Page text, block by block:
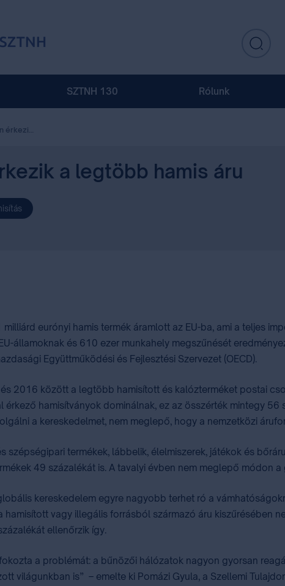
SZTNH 130 Rólunk
hamis áru
a legtöbb hamis áru
eurónyi hamis termék áramlott az EU-ba, ami a teljes
államoknak és 610 ezer munkahely megszűnését
Együttműködési és Fejlesztési Szervezet (OECD).
2016 között a legtöbb hamisított és kalózterméket postai
érkező hamisítványok dominálnak, ez az összérték mintegy
a kereskedelmet, nem meglepő, hogy a nemzetközi
szépségipari termékek, lábbelik, élelmiszerek, játékok és
49 százalékát is. A tavalyi évben nem meglepő módon
kereskedelem egyre nagyobb terhet ró a
hamisított vagy illegális forrásból származó áru kiszűrésében
ellenőrzik így.
a problémát: a bűnözői hálózatok nagyon gyorsan
világunkban is” – emelte ki Pomázi Gyula, a Szellemi